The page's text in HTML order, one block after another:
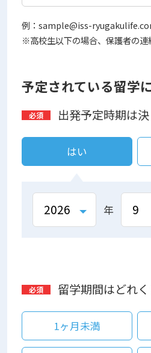
例：sample@iss-
※高校生以下の場合、保護者の連
予定されている留学
出発予定時期は
はい
年
留学期間はどれ
1ヶ月未満